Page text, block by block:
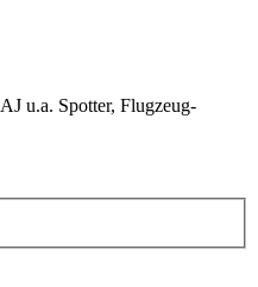
u.a. Spotter, Flugzeug-